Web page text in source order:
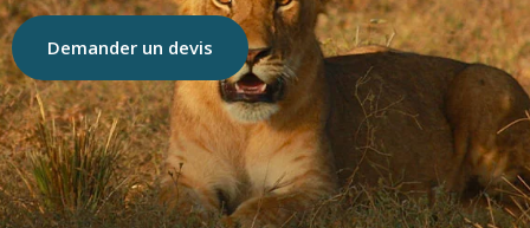
Demander un devis